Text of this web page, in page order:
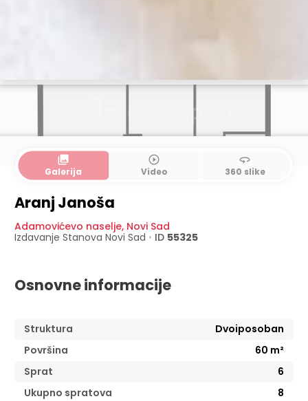
collections
Galerija
play_circle_outline
Video
360
360 slike
Aranj Janoša
Adamovićevo naselje, Novi Sad
Izdavanje Stanova Novi Sad • ID 55325
Osnovne informacije
Struktura
Dvoiposoban
Površina
60 m²
Sprat
6
Ukupno spratova
8